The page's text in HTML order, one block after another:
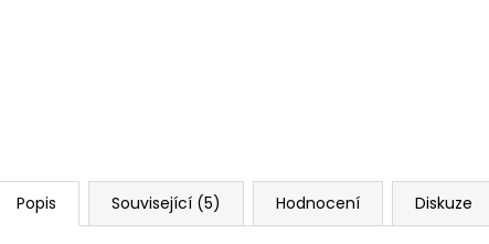
Popis Související (5) Hodnocení Diskuze